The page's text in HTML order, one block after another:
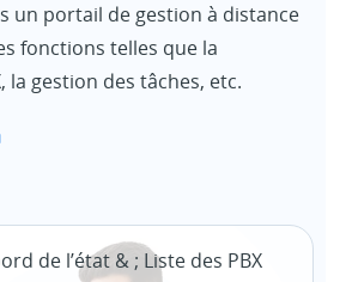
un portail de gestion à distance
fonctions telles que la
la gestion des tâches, etc.
de l’état & ; Liste des PBX